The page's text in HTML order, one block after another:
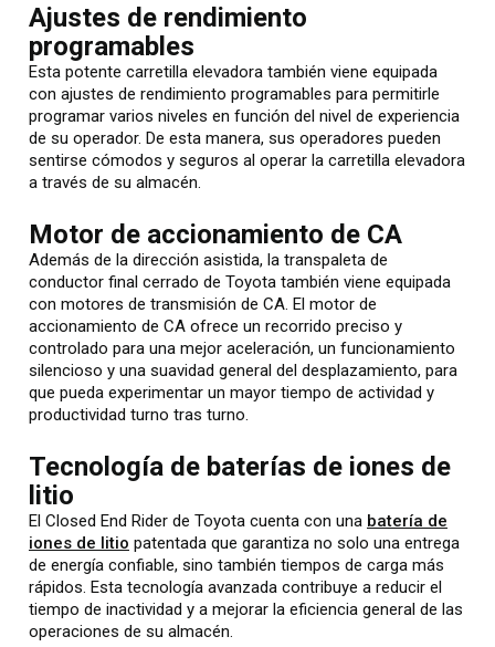
Ajustes de rendimiento
programables
Esta potente carretilla elevadora también viene equipada
con ajustes de rendimiento programables para permitirle
programar varios niveles en función del nivel de experiencia
de su operador. De esta manera, sus operadores pueden
sentirse cómodos y seguros al operar la carretilla elevadora
a través de su almacén.
Motor de accionamiento de CA
Además de la dirección asistida, la transpaleta de
conductor final cerrado de Toyota también viene equipada
con motores de transmisión de CA. El motor de
accionamiento de CA ofrece un recorrido preciso y
controlado para una mejor aceleración, un funcionamiento
silencioso y una suavidad general del desplazamiento, para
que pueda experimentar un mayor tiempo de actividad y
productividad turno tras turno.
Tecnología de baterías de iones de
litio
El Closed End Rider de Toyota cuenta con una batería de
iones de litio patentada que garantiza no solo una entrega
de energía confiable, sino también tiempos de carga más
rápidos. Esta tecnología avanzada contribuye a reducir el
tiempo de inactividad y a mejorar la eficiencia general de las
operaciones de su almacén.